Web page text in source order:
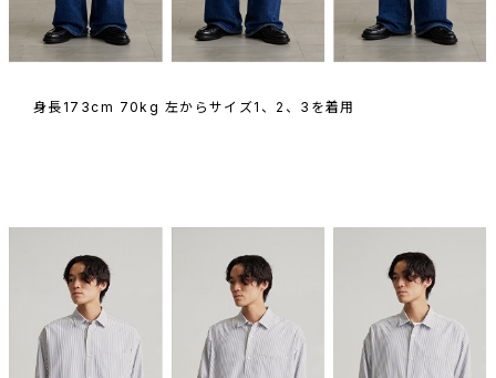
身長173cm 70kg 左からサイズ1、2、3を着用